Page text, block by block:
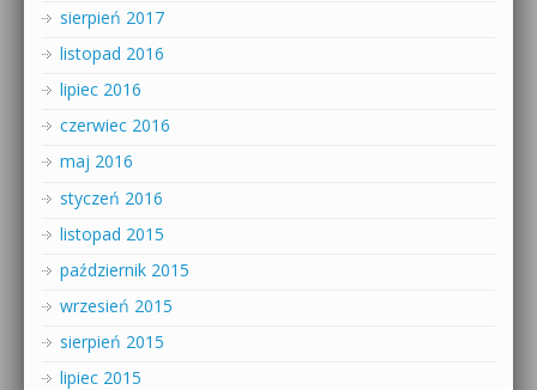
sierpień 2017
listopad 2016
lipiec 2016
czerwiec 2016
maj 2016
styczeń 2016
listopad 2015
październik 2015
wrzesień 2015
sierpień 2015
lipiec 2015